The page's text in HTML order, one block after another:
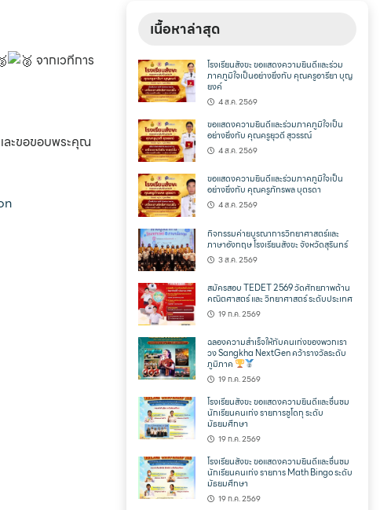
จากเวทีการ
ละขอขอบพระคุณ
เนื้อหาล่าสุด
โรงเรียนสังขะ ขอแสดงความยินดีและร่วม
ภาคภูมิใจเป็นอย่างยิ่งกับ คุณครูอารียา บุญ
ยงค์
4 ส.ค. 2569
ขอแสดงความยินดีและร่วมภาคภูมิใจเป็น
อย่างยิ่งกับ คุณครูยุวดี สุวรรณ์
4 ส.ค. 2569
ขอแสดงความยินดีและร่วมภาคภูมิใจเป็น
อย่างยิ่งกับ คุณครูภัทรพล บุตรดา
4 ส.ค. 2569
กิจกรรมค่ายบูรณาการวิทยาศาสตร์และ
ภาษาอังกฤษ โรงเรียนสังขะ จังหวัดสุรินทร์
3 ส.ค. 2569
สมัครสอบ TEDET 2569 วัดศักยภาพด้าน
คณิตศาสตร์ และ วิทยาศาสตร์ ระดับประเทศ
19 ก.ค. 2569
ฉลองความสำเร็จให้กับคนเก่งของพวกเรา
วง Sangkha NextGen คว้ารางวัลระดับ
ภูมิภาค
19 ก.ค. 2569
โรงเรียนสังขะ ขอแสดงความยินดีและชื่นชม
นักเรียนคนเก่ง รายการซูโดกุ ระดับ
มัธยมศึกษา
19 ก.ค. 2569
โรงเรียนสังขะ ขอแสดงความยินดีและชื่นชม
นักเรียนคนเก่ง รายการ Math Bingo ระดับ
มัธยมศึกษา
19 ก.ค. 2569